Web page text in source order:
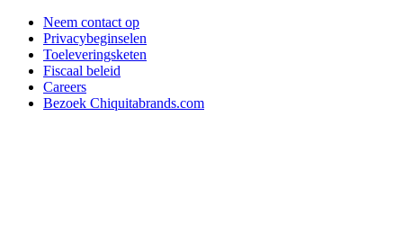
Neem contact op
Privacybeginselen
Toeleveringsketen
Fiscaal beleid
Careers
Bezoek Chiquitabrands.com